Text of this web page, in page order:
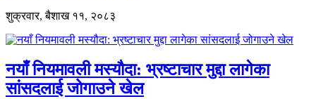
शुक्रवार, बैशाख ११, २०८३
नयाँ नियमावली मस्यौदा: भ्रष्टाचार मुद्दा लागेका
सांसदलाई जोगाउने खेल